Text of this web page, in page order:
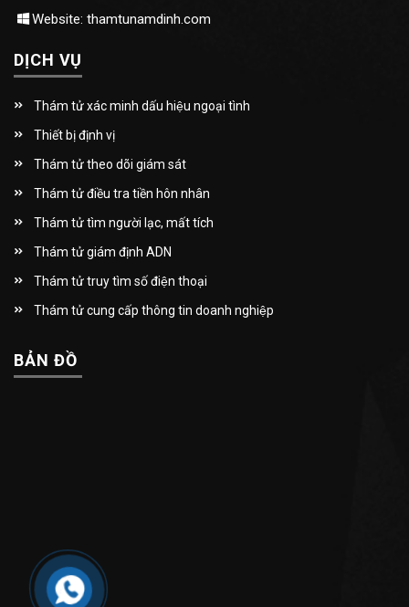
Website: thamtunamdinh.com
DỊCH VỤ
Thám tử xác minh dấu hiệu ngoại tình
Thiết bị định vị
Thám tử theo dõi giám sát
Thám tử điều tra tiền hôn nhân
Thám tử tìm người lạc, mất tích
Thám tử giám định ADN
Thám tử truy tìm số điện thoại
Thám tử cung cấp thông tin doanh nghiệp
BẢN ĐỒ